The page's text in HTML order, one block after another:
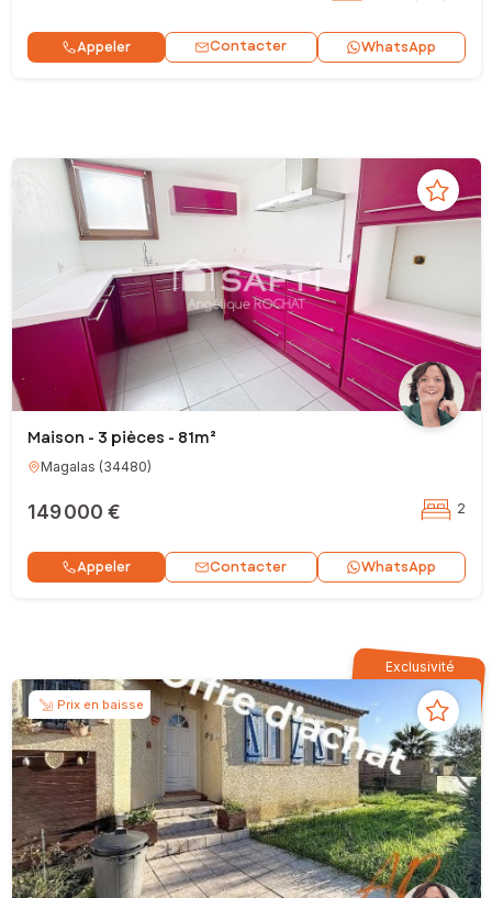
Appeler Contacter WhatsApp
Maison - 3 pièces - 81m²
Magalas (34480)
149 000 € 2
Appeler Contacter WhatsApp
Exclusivité
Prix en baisse